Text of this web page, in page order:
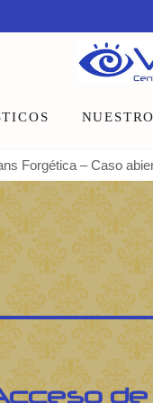
Equipo
Instalaciones
Talleres y
Forgética – Caso
de